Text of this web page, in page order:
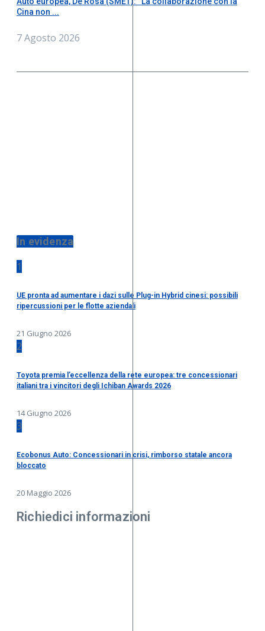
Cina non ...
7 Agosto 2026
In evidenza
1
UE pronta ad aumentare i dazi sulle Plug-in Hybrid cinesi: possibili
ripercussioni per le flotte aziendali
21 Giugno 2026
2
Toyota premia l’eccellenza della rete europea: tre concessionari
italiani tra i vincitori degli Ichiban Awards 2026
14 Giugno 2026
3
Ecobonus Auto: Concessionari in crisi, rimborso statale ancora
bloccato
20 Maggio 2026
Richiedici informazioni